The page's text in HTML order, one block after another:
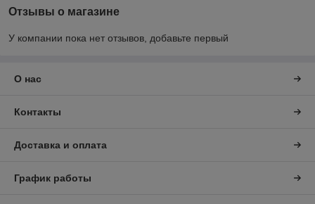
Отзывы о магазине
У компании пока нет отзывов, добавьте первый
О нас
Контакты
Доставка и оплата
График работы